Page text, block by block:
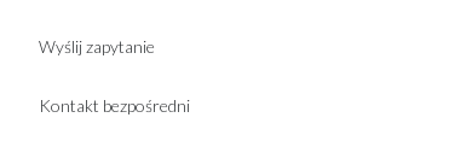
Wyślij zapytanie
Kontakt bezpośredni